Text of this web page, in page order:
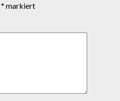
* markiert